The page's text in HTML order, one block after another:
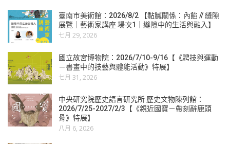
臺南市美術館：2026/8/2 【黏膩關係：內餡 // 縫隙
展覽｜藝術家講座 場次1｜縫隙中的生活與融入】
七月 29, 2026
國立故宮博物院：2026/7/10-9/16【《騁技與運動
－書畫中的技藝與體能活動》特展】
七月 31, 2026
中央研究院歷史語言研究所 歷史文物陳列館：
2026/7/25-2027/2/3【《親近國寶－帶刻辭鹿頭
骨》特展】
八月 6, 2026